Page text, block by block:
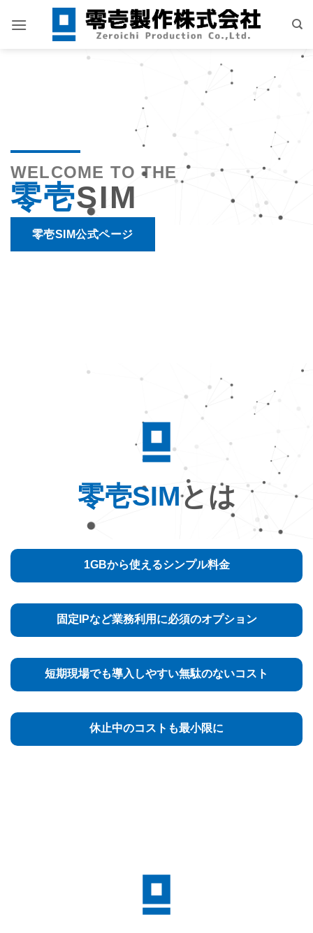
WELCOME TO THE
零壱SIM
零壱SIM公式ページ
零壱SIMとは
1GBから使えるシンプル料金
固定IPなど業務利用に必須のオプション
短期現場でも導入しやすい無駄のないコスト
休止中のコストも最小限に